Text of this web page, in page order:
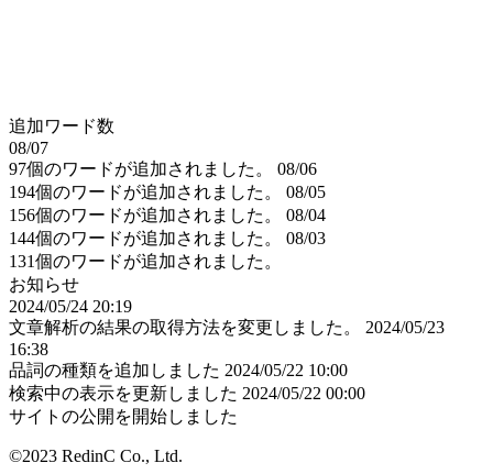
追加ワード数
08/07
97個のワードが追加されました。
08/06
194個のワードが追加されました。
08/05
156個のワードが追加されました。
08/04
144個のワードが追加されました。
08/03
131個のワードが追加されました。
お知らせ
2024/05/24 20:19
文章解析の結果の取得方法を変更しました。
2024/05/23
16:38
品詞の種類を追加しました 2024/05/22 10:00
検索中の表示を更新しました 2024/05/22 00:00
サイトの公開を開始しました
©2023 RedinC Co., Ltd.